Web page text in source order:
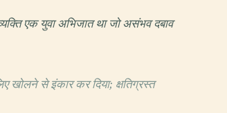
एक युवा अभिजात था जो असंभव दबाव
खोलने से इंकार कर दिया; क्षतिग्रस्त